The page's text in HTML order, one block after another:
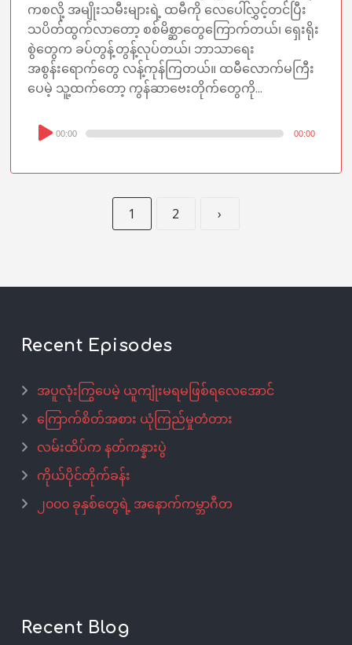
ကစလို့ အမျိုးသမီးများရဲ့ ထမီကို လေပေါ်လွှင့်တင်ပြီး
သပိတ်ထွက်လာတော့ စစ်မိစ္ဆာတွေကြောက်တယ်၊ ရှေးရိုး
စွဲတွေက ခပ်တွန့်တွန့်လုပ်တယ်၊ ဘာသာရေး
အစွန်းရောက်တွေ လန့်ကုန်ကြတယ်။ ထမီလောက်မကြီး
ပေမဲ့ သူ့ထက်တော့ ကွန်ဆာဗေးတိုက်တွေကို...
Audio
Player
00:00 00:00
1 2 ›
Recent Episodes
အပူလုံးကြွပေမဲ့ ယူကျုံးမရမဖြစ်ရလေအောင်
ကြောက်စိတ်အစား ယုံကြည်မှုတံတား
လမ်းထိပ်က နတ်ကန္နားပွဲ
ကိုယ်ပိုင်တိုက်ခန်း
၂၀၀၀ ခုနှစ်တွေရဲ့ အနောက်ကမ္ဘာဂီတ
Recent Blog